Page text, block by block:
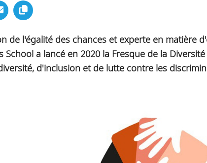
de l'égalité des chances et experte en matière
School a lancé en 2020 la Fresque de la
d'inclusion et de lutte contre les